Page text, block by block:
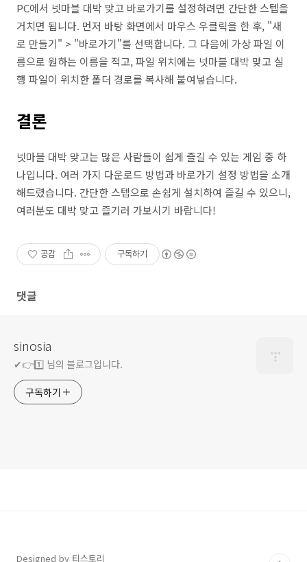
PC에서 넷마블 대박 맞고 바로가기를 설정하려면 간단한 스텝을
거치면 됩니다. 먼저 바탕 화면에서 마우스 우클릭을 한 후, "새
로 만들기" > "바로가기"를 선택합니다. 그 다음에 가상 파일 이
름으로 원하는 이름을 적고, 파일 위치에는 넷마블 대박 맞고 실
행 파일이 위치한 폴더 경로를 복사해 붙여넣습니다.
결론
넷마블 대박 맞고는 많은 사람들이 쉽게 즐길 수 있는 게임 중 하
나입니다. 여러 가지 다운로드 방법과 바로가기 설정 방법을 소개
해드렸습니다. 간단한 스텝으로 손쉽게 설치하여 즐길 수 있으니,
여러분도 대박 맞고 즐기러 가보시기 바랍니다!
공감 구독하기
댓글
sinosia
✔👉1️⃣ 님의 블로그입니다.
구독하기
Designed by 티스토리